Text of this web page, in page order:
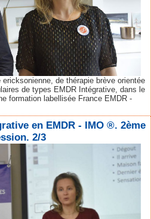
de thérapie brève orientée
de types EMDR Intégrative, dans le
formation labellisée France EMDR -
en EMDR - IMO ®. 2ème
2/3